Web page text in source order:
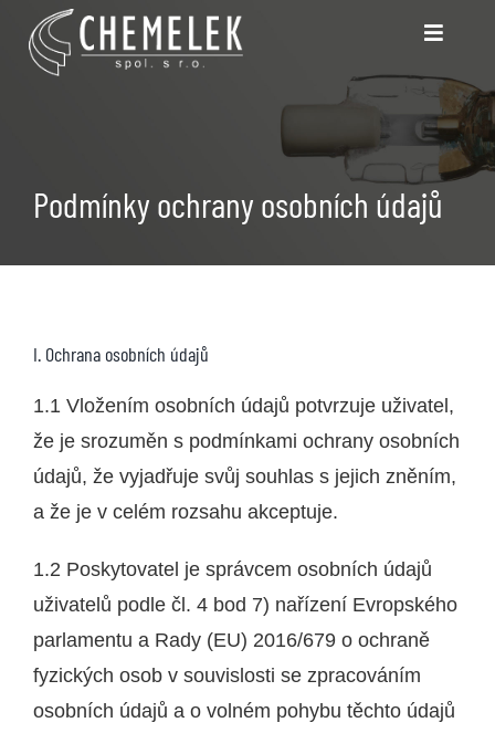
Toggle
Podmínky ochrany osobních údajů
I. Ochrana osobních údajů
1.1 Vložením osobních údajů potvrzuje uživatel,
že je srozuměn s podmínkami ochrany osobních
údajů, že vyjadřuje svůj souhlas s jejich zněním,
a že je v celém rozsahu akceptuje.
1.2 Poskytovatel je správcem osobních údajů
uživatelů podle čl. 4 bod 7) nařízení Evropského
parlamentu a Rady (EU) 2016/679 o ochraně
fyzických osob v souvislosti se zpracováním
osobních údajů a o volném pohybu těchto údajů